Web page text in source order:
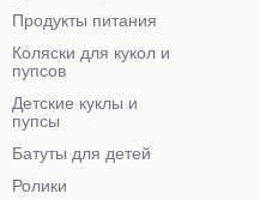
Продукты питания
Коляски для кукол и
пупсов
Детские куклы и
пупсы
Батуты для детей
Ролики